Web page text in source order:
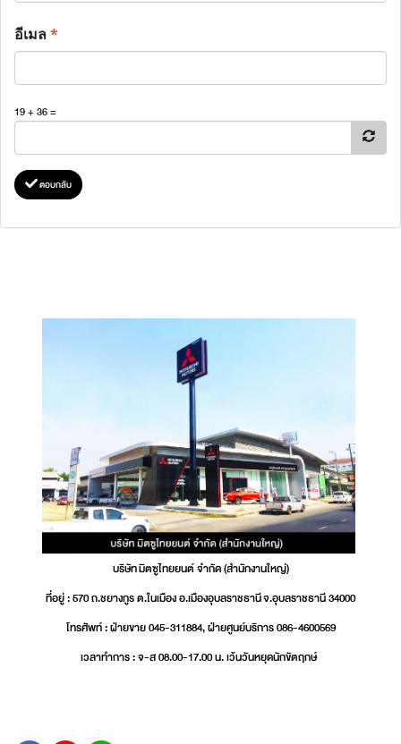
อีเมล*
19 + 36 =
ตอบกลับ
บริษัท มิตซูไทยยนต์ จำกัด (สำนักงานใหญ่)
ที่อยู่ : 570 ถ.ชยางกูร ต.ในเมือง อ.เมืองอุบลราชธานี จ.อุบลราชธานี 34000
โทรศัพท์ : ฝ่ายขาย 045-311884, ฝ่ายศูนย์บริการ 086-4600569
เวลาทำการ : จ-ส 08.00-17.00 น. เว้นวันหยุดนักขัตฤกษ์